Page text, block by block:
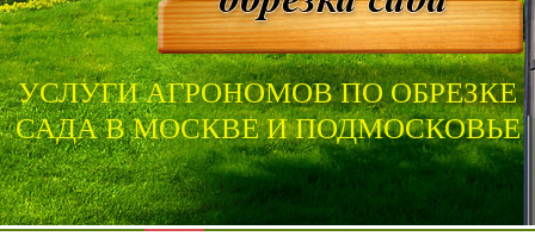
УСЛУГИ АГРОНОМОВ ПО ОБРЕЗКЕ
САДА В МОСКВЕ И ПОДМОСКОВЬЕ